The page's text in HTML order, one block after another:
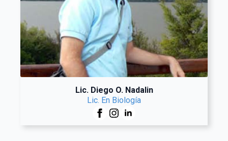
Lic. Diego O. Nadalin
Lic. En Biología